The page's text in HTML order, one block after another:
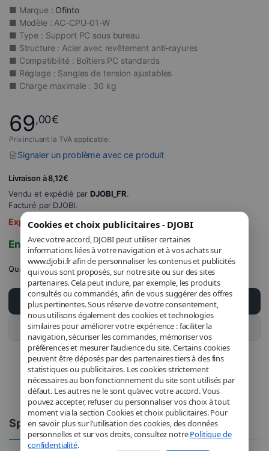
Cookies et choix publicitaires - DJOBI
Avec votre accord, DJOBI peut utiliser certaines
informations liées à votre navigation et à vos achats sur
www.djobi.fr afin de personnaliser les contenus et publicités
qui vous sont proposés, sur notre site ou sur des sites
partenaires. Cela peut inclure, par exemple, les produits
consultés ou commandés, afin de vous suggérer des offres
plus pertinentes. Sous réserve de votre consentement,
nous utilisons également des cookies et technologies
similaires pour améliorer votre expérience : faciliter la
navigation, sécuriser les commandes, mémoriser vos
préférences et mesurer l’audience du site. Certains cookies
peuvent être déposés par des partenaires tiers à des fins
statistiques ou publicitaires. Les cookies strictement
nécessaires au bon fonctionnement du site sont utilisés par
défaut. Les autres ne le sont qu’avec votre accord. Vous
pouvez accepter, refuser ou personnaliser vos choix à tout
moment via la section Cookies et choix publicitaires. Pour
en savoir plus sur l’utilisation des cookies, des données
personnelles et sur vos droits, consultez notrePolitique de
confidentialité.
■ Marque : Ofinto
■ Modèle : AC-CPU-01-W
■ Type : Support PC sous bureau
■ Structure : Acier avec revêtement anti-rayures
■ Compatibilité : Boîtiers PC standards
■ Réglage : Sangles de tension ajustables
■ Charge maximale : 30 kg
69,00€
Prix incluant la TVA applicable.
Signaler un problème avec ce produit
Livraison à 8,12€
Vendu et expédié parDJOBI_FR.
Facturé par DJOBI.
Expédié sous 6 à 8 jours
En stock
Quantité
Ajouter au panier
Acheter ce produit
Spécifications Commentaires